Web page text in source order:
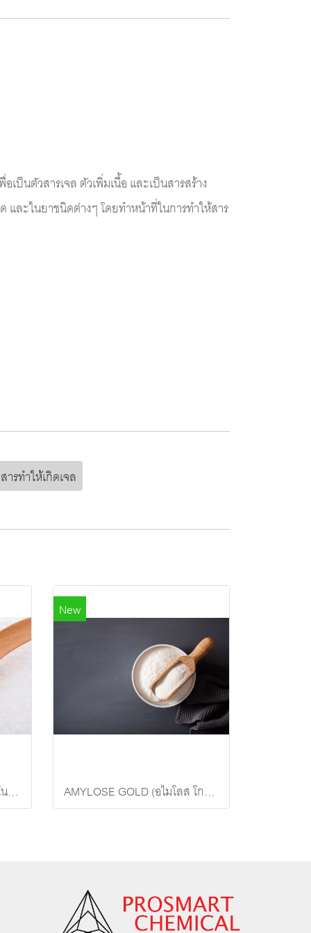
ป็นตัวสารเจล ตัวเพิ่มเนื้อ และเป็นสารสร้าง
และในยาชนิดต่างๆ โดยทำหน้าที่ในการทำให้สาร
สารทำให้เกิดเจล
Monosodium glutamate โมโนโซเดียม กลูตาเมท (MSG)
New
AMYLOSE GOLD (อไมโลส โกลด์)